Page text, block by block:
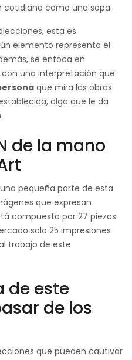
como una sopa.
esta es
elemento representa el
se enfoca en
una interpretación que
que mira las obras.
algo que le da
de la mano
pequeña parte de esta
que expresan
compuesta por 27 piezas
solo 25 impresiones
trabajo de este
de este
de los
que pueden cautivar